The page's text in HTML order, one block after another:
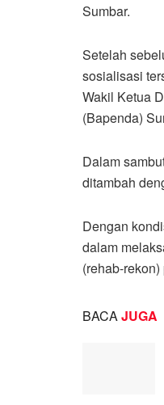
Sumbar.
Setelah
sosialisasi
Wakil Ketua
(Bapenda)
Dalam
ditambah
Dengan
dalam
(rehab-
BACAJUGA